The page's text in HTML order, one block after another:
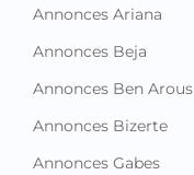
Annonces Ariana
Annonces Beja
Annonces Ben Arous
Annonces Bizerte
Annonces Gabes